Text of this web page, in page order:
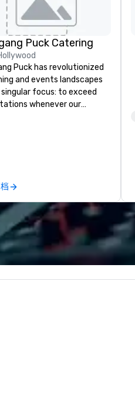
Puck Catering
Puck has revolutionized
and events landscapes
focus: to exceed
whenever our
gather for a meal.
to set the
for culinary excellence,
Wolfgang’s legendary
of innovative cuisine
service to the worlds’
and demanding
cultural and
clients.